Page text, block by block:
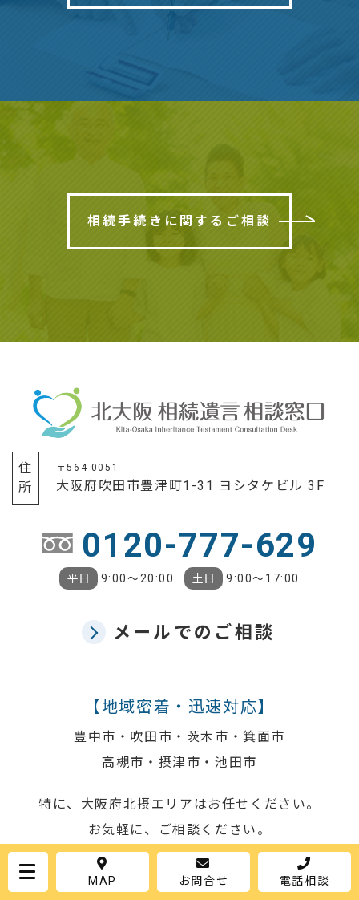
MAP お問合せ 電話相談
相続手続きに関するご相談
住所 〒564-0051
大阪府吹田市豊津町1-31 ヨシタケビル 3F
0120-777-629
平日 9:00〜20:00 土日 9:00〜17:00
メールでのご相談
【地域密着・迅速対応】
豊中市・吹田市・茨木市・箕面市
高槻市・摂津市・池田市
特に、大阪府北摂エリアはお任せください。
お気軽に、ご相談ください。